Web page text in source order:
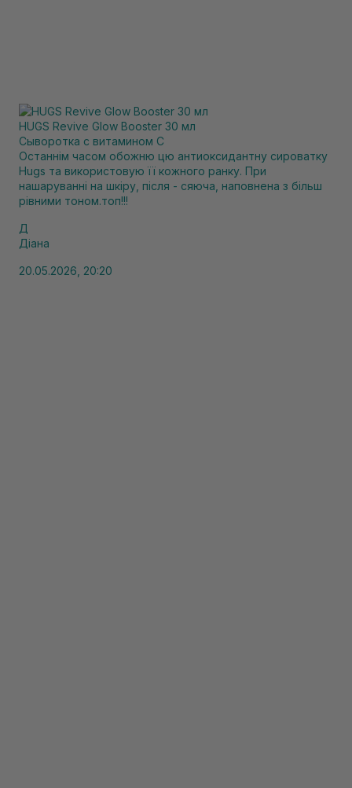
HUGS Revive Glow Booster 30 мл
Сыворотка с витамином С
Останнім часом обожню цю антиоксидантну сироватку
Hugs та використовую її кожного ранку. При
нашаруванні на шкіру, після - сяюча, наповнена з більш
рівними тоном.топ!!!
Д
Діана
20.05.2026, 20:20